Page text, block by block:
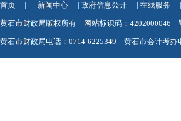
首页 | 新闻中心 | 政府信息公开 | 在线服务 |
黄石市财政局版权所有 网站标识码：4202000046
黄石市财政局电话：0714-6225349 黄石市会计考